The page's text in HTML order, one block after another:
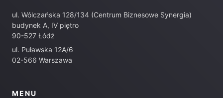
ul. Wólczańska 128/134 (Centrum Biznesowe Synergia)
budynek A, IV piętro
90-527 Łódź
ul. Puławska 12A/6
02-566 Warszawa
MENU